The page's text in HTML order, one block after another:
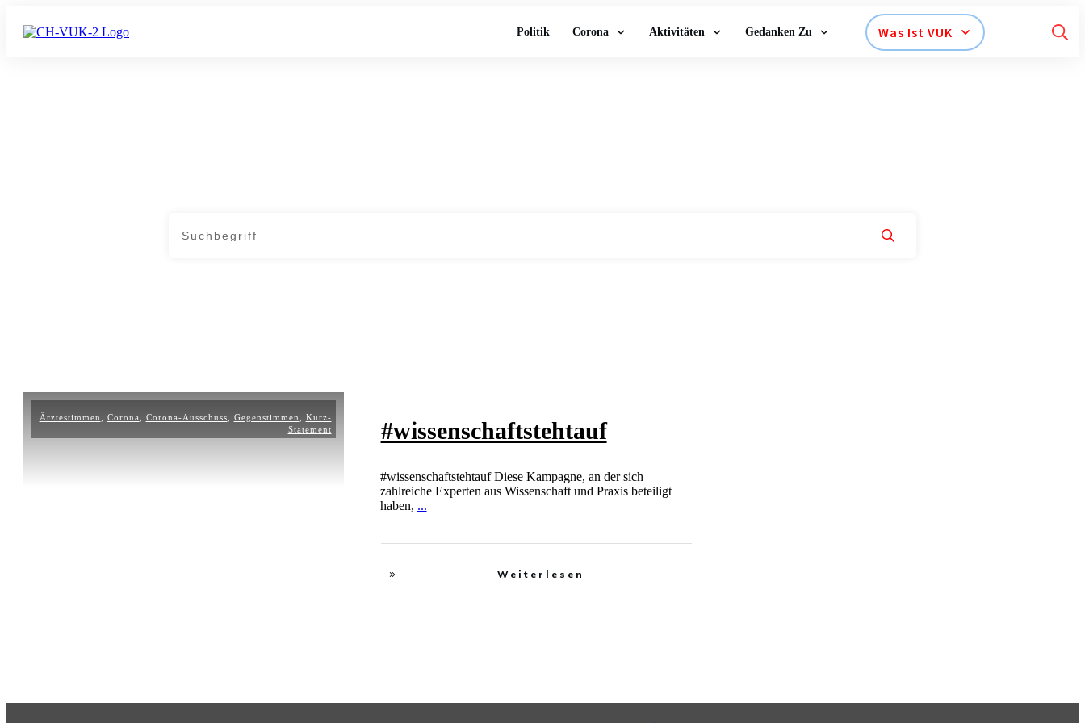
Politik Corona Aktivitäten Gedanken Zu Was Ist VUK
Ärztestimmen Corona Corona-Ausschuss Gegenstimmen
Kurz-
Statement
#wissenschaftstehtauf
#wissenschaftstehtauf Diese Kampagne, an der sich
zahlreiche Experten aus Wissenschaft und Praxis beteiligt
haben, ...
Weiterlesen